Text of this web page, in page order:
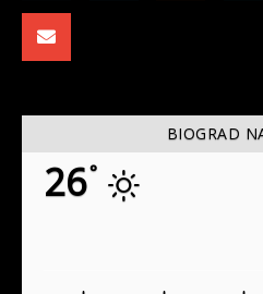
BIOGRAD
26°